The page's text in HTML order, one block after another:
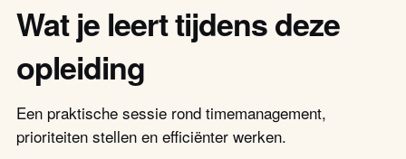
Wat je leert tijdens deze
opleiding
Een praktische sessie rond timemanagement,
prioriteiten stellen en efficiënter werken.